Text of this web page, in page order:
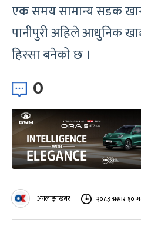
एक समय सामान्य सडक
पानीपुरी अहिले आधुनिक
हिस्सा बनेको छ ।
0
अनलाइनखबर २०८३ असार १०